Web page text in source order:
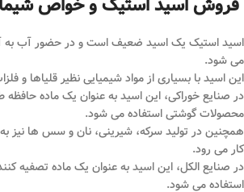
فروش اسید استیک و خواص
اسید استیک یک اسید ضعیف است و در حضور آب به
می ‌شود.
این اسید با بسیاری از مواد شیمیایی نظیر قلیاها و
در صنایع خوراکی، این اسید به عنوان یک ماده
محصولات گوشتی استفاده می‌ شود.
همچنین در تولید سرکه، شیرینی، نان و سس‌ ها نیز به
کار می ‌رود.
در صنایع الکل، این اسید به عنوان یک ماده تصفیه‌
استفاده می ‌شود.